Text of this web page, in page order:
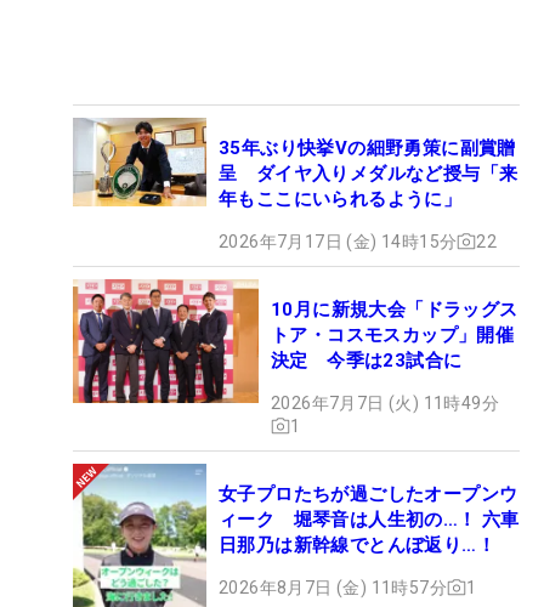
35年ぶり快挙Vの細野勇策に副賞贈
呈 ダイヤ入りメダルなど授与「来
年もここにいられるように」
2026年7月17日 (金) 14時15分 22
10月に新規大会「ドラッグス
トア・コスモスカップ」開催
決定 今季は23試合に
2026年7月7日 (火) 11時49分
1
女子プロたちが過ごしたオープンウ
ィーク 堀琴音は人生初の…！ 六車
日那乃は新幹線でとんぼ返り…！
2026年8月7日 (金) 11時57分 1